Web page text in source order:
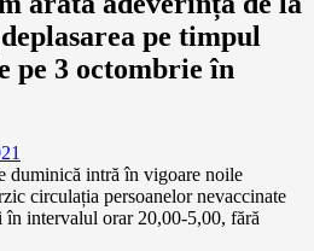
pe timpul
pe 3 octombrie în
duminică intră în vigoare noile
circulația persoanelor nevaccinate
intervalul orar 20,00-5,00, fără